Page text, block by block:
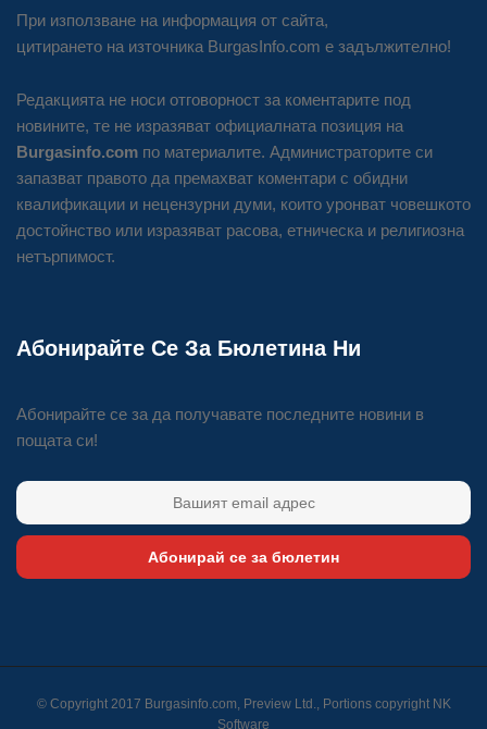
При използване на информация от сайта,
цитирането на източника BurgasInfo.com е задължително!
Редакцията не носи отговорност за коментарите под
новините, те не изразяват официалната позиция на
Burgasinfo.com по материалите. Администраторите си
запазват правото да премахват коментари с обидни
квалификации и нецензурни думи, които уронват човешкото
достойнство или изразяват расова, етническа и религиозна
нетърпимост.
Абонирайте Се За Бюлетина Ни
Абонирайте се за да получавате последните новини в
пощата си!
Абонирай се за бюлетин
© Copyright 2017 Burgasinfo.com, Preview Ltd., Portions copyright NK
Software